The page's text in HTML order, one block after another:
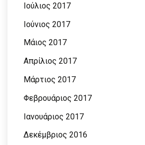
Ιούλιος 2017
Ιούνιος 2017
Μάιος 2017
Απρίλιος 2017
Μάρτιος 2017
Φεβρουάριος 2017
Ιανουάριος 2017
Δεκέμβριος 2016